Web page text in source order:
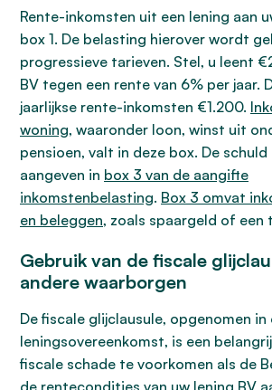
Rente-inkomsten uit een lening aan
box 1. De belasting hierover wordt
progressieve tarieven. Stel, u leent
BV tegen een rente van 6% per jaar.
jaarlijkse rente-inkomsten €1.200.
woning, waaronder loon, winst uit
pensioen, valt in deze box. De
aangeven in box 3 van de aangifte
inkomstenbelasting. Box 3 omvat
en beleggen, zoals spaargeld of een
Gebruik van de fiscale
andere waarborgen
De fiscale glijclausule, opgenomen in
leningsovereenkomst, is een
fiscale schade te voorkomen als de
de rentecondities van uw lening BV